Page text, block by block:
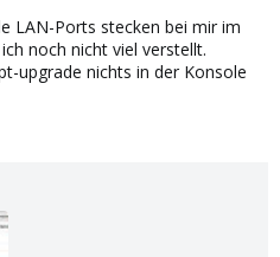
LAN-Ports stecken bei mir im
noch nicht viel verstellt.
upgrade nichts in der Konsole